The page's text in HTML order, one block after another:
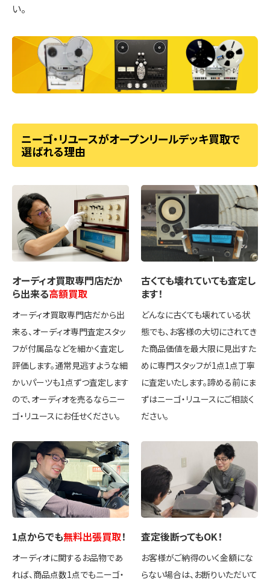
い。
ニーゴ・リユースがオープンリールデッキ買取で
選ばれる理由
オーディオ買取専門店だか
ら出来る高額買取
オーディオ買取専門店だから出
来る、オーディオ専門査定スタッ
フが付属品などを細かく査定し
評価します。通常見逃すような細
かいパーツも1点ずつ査定します
ので、オーディオを売るならニー
ゴ・リユースにお任せください。
古くても壊れていても査定し
ます！
どんなに古くても壊れている状
態でも、お客様の大切にされてき
た商品価値を最大限に見出すた
めに専門スタッフが1点1点丁寧
に査定いたします。諦める前にま
ずはニーゴ・リユースにご相談く
ださい。
1点からでも無料出張買取！
オーディオに関するお品物であ
れば、商品点数1点でもニーゴ・
査定後断ってもOK！
お客様がご納得のいく金額にな
らない場合は、お断りいただいて